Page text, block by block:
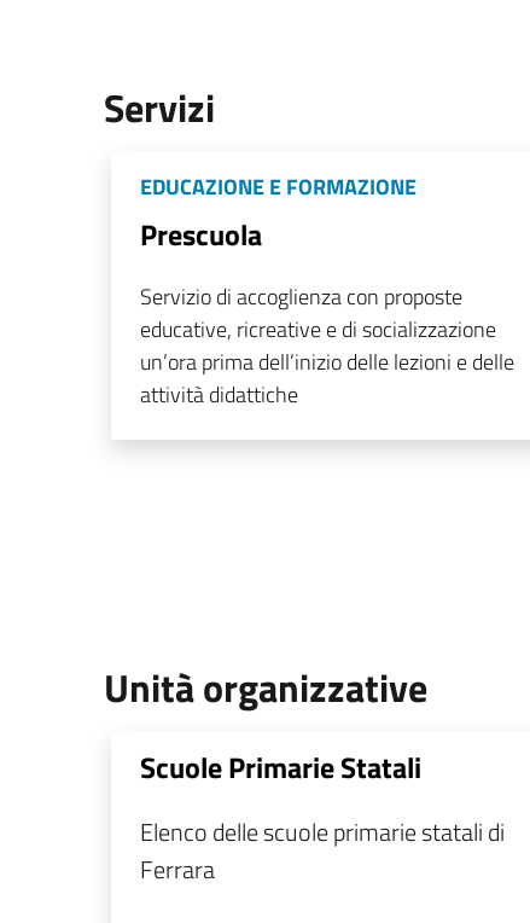
Servizi
EDUCAZIONE E FORMAZIONE
Prescuola
Servizio di accoglienza con proposte
educative, ricreative e di socializzazione
un’ora prima dell’inizio delle lezioni e delle
attività didattiche
Unità organizzative
Scuole Primarie Statali
Elenco delle scuole primarie statali di
Ferrara